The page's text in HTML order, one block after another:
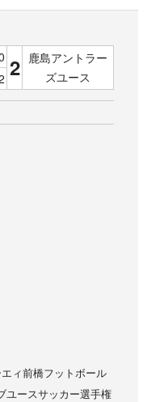
2 鹿島アントラー
ズユース
ィ前橋フットボール
ユースサッカー選手権